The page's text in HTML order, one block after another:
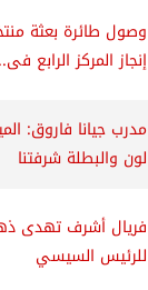
وصول طائرة بعثة
إنجاز المركز الرابع
مدرب جيانا فاروق:
لون والبطلة شرفتنا
فريال أشرف تهدى
للرئيس السيسي